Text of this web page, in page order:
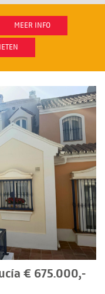
MEER INFO
€ 675.000,-